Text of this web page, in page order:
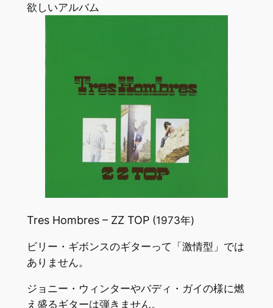
欲しいアルバム
Tres Hombres – ZZ TOP(1973年)
ビリー・ギボンスのギターって「激情型」では
ありません。
ジョニー・ウィンターやバディ・ガイの様に燃
え盛るギターは弾きません。